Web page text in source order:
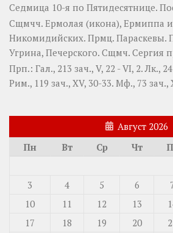
Седмица 10-я по Пятидесятнице.
Сщмчч. Ермолая (икона), Ермиппа и
Никомидийских. Прмц. Параскевы.
Угрина, Печерского. Сщмч. Сергия
Прп.: Гал., 213 зач., V, 22 - VI, 2. Лк.,
Рим., 119 зач., XV, 30-33. Мф., 73 зач.,
Август 2026
Пн
Вт Ср Чт
3
4 5 6
10
11 12 13
17
18 19 20